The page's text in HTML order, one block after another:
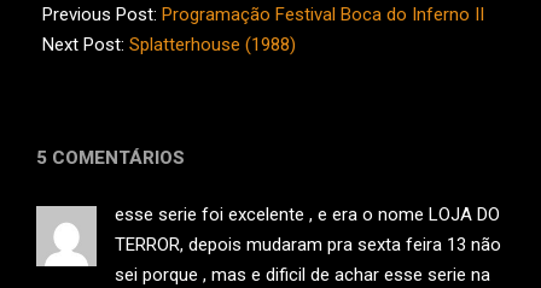
11-
13
Previous Post: Programação Festival Boca do Inferno II
Next Post: Splatterhouse (1988)
5 COMENTÁRIOS
esse serie foi excelente , e era o nome LOJA DO
TERROR, depois mudaram pra sexta feira 13 não
sei porque , mas e dificil de achar esse serie na